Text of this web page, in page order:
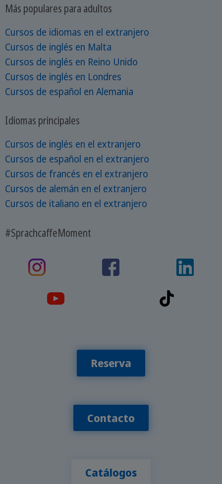
Más populares para adultos
Cursos de idiomas en el extranjero
Cursos de inglés en Malta
Cursos de inglés en Reino Unido
Cursos de inglés en Londres
Cursos de español en Alemania
Idiomas principales
Cursos de inglés en el extranjero
Cursos de español en el extranjero
Cursos de francés en el extranjero
Cursos de alemán en el extranjero
Cursos de italiano en el extranjero
#SprachcaffeMoment
Reserva
Contacto
Catálogos